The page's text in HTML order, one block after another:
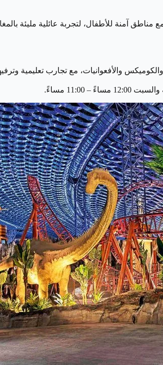
آمنة للأطفال، لتجربة عائلية مليئة
والأفعوانيات، مع تجارب تعليمية